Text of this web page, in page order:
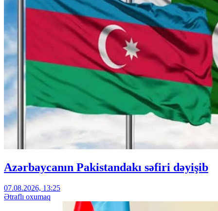
Azərbaycanın Pakistandakı səfiri dəyişib
07.08.2026, 13:25
Ətraflı oxumaq